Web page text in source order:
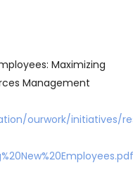
Maximizing
Management
ourwork/initiatives/